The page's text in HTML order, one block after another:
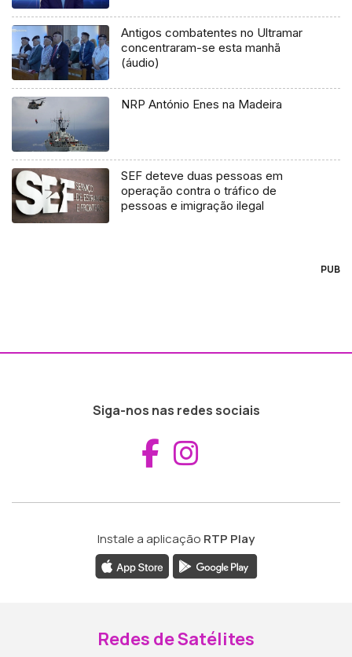
Antigos combatentes no Ultramar
concentraram-se esta manhã
(áudio)
NRP António Enes na Madeira
SEF deteve duas pessoas em
operação contra o tráfico de
pessoas e imigração ilegal
PUB
Siga-nos nas redes sociais
Aceder ao
Instale a aplicação RTP Play
Redes de Satélites